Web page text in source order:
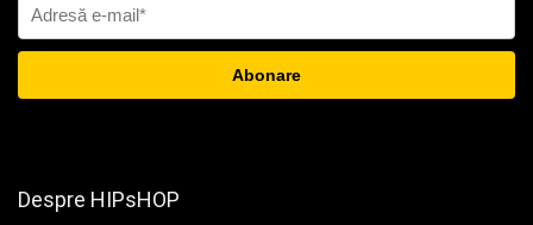
Despre HIPsHOP